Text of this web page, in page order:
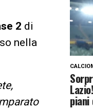
2 di
nella
piani